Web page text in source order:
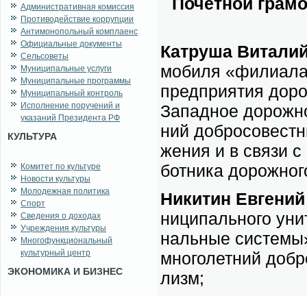
Административная комиссия
Противодействие коррупции
Антимонопольный комплаенс
Официальные документы
Сельсоветы
Муниципальные услуги
Муниципальные программы
Муниципальный контроль
Исполнение поручений и
указаний Президента РФ
КУЛЬТУРА
Комитет по культуре
Новости культуры
Молодежная политика
Спорт
Сведения о доходах
Учреждения культуры
Многофункциональный
культурный центр
ЭКОНОМИКА И БИЗНЕС
Ка­тру­ша
мо­би­ля «фили­а­ла
пред­при­я­тия
За­пад­ное
ний
же­ния и в свя­зи
бот­ни­ка
Ни­ки­тин
ни­ци­паль­но­го
наль­ные
мно­го­лет­ний
лизм;